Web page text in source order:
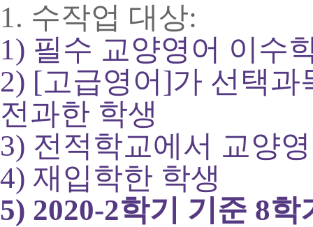
1. 수작업 대상:
1) 필수 교양영어 이수
2) [고급영어]가 선택
전과한 학생
3) 전적학교에서 교양
4) 재입학한 학생
5) 2020-2학기 기준 8